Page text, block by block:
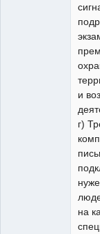
и
г)
на